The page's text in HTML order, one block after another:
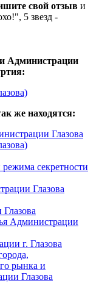
свой отзыв и
5 звезд -
Администрации
же находятся:
Глазова
секретности
Глазова
Администрации
г. Глазова
рынка и
Глазова